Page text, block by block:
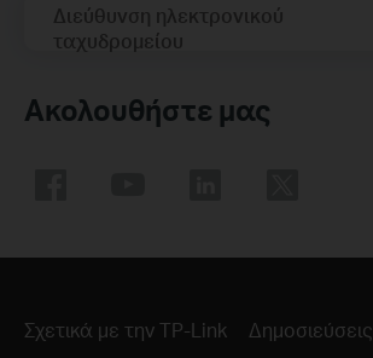
Διεύθυνση ηλεκτρονικού
ταχυδρομείου
Ακολουθήστε μας
Σχετικά με την TP-Link Δημοσιεύσεις